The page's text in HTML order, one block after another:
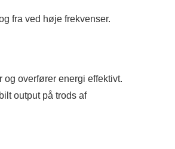
fra ved høje frekvenser.
overfører energi effektivt.
output på trods af